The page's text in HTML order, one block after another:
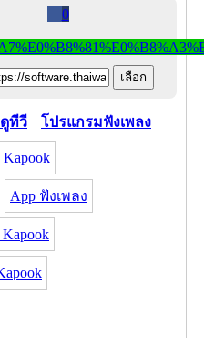
0
ทีวี โปรแกรมฟังเพลง
App ฟังเพลง